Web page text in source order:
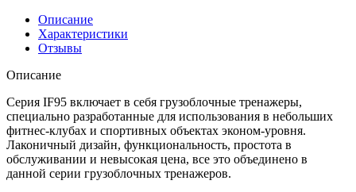
Описание
Характеристики
Отзывы
Описание
Серия IF95 включает в себя грузоблочные тренажеры,
специально разработанные для использования в небольших
фитнес-клубах и спортивных объектах эконом-уровня.
Лаконичный дизайн, функциональность, простота в
обслуживании и невысокая цена, все это объединено в
данной серии грузоблочных тренажеров.